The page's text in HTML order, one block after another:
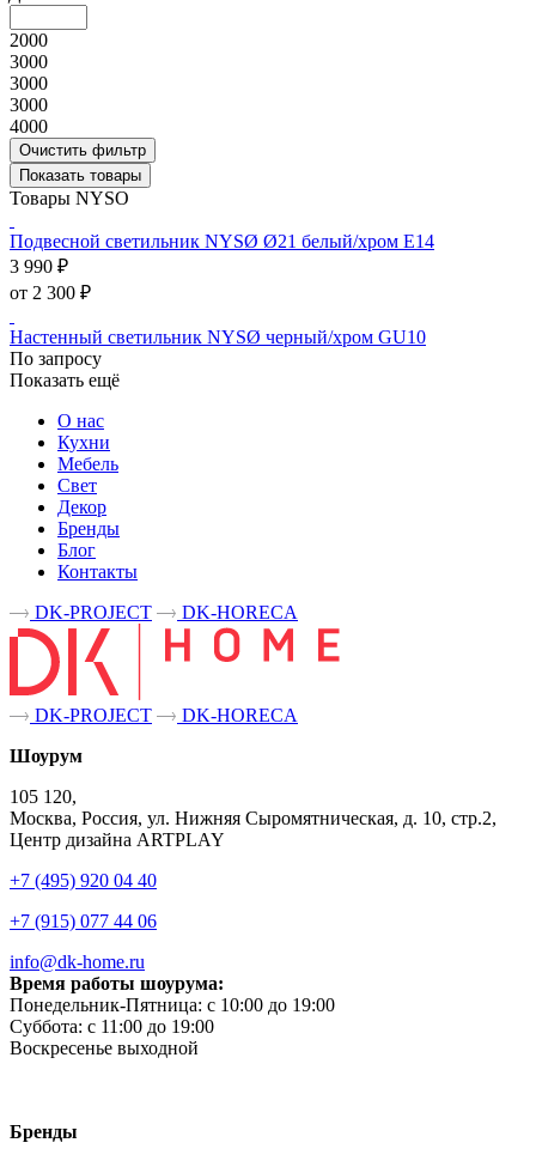
2000
3000
3000
3000
4000
Очистить фильтр
Показать товары
Товары NYSO
Подвесной светильник NYSØ Ø21 белый/хром E14
3 990 ₽
от 2 300 ₽
Настенный светильник NYSØ черный/хром GU10
По запросу
Показать ещё
О нас
Кухни
Мебель
Свет
Декор
Бренды
Блог
Контакты
DK-PROJECT
DK-HORECA
DK-PROJECT
DK-HORECA
Шоурум
105 120,
Москва, Россия, ул. Нижняя Сыромятническая, д. 10, стр.2,
Центр дизайна ARTPLAY
+7 (495) 920 04 40
+7 (915) 077 44 06
info@dk-home.ru
Время работы шоурума:
Понедельник-Пятница: c 10:00 до 19:00
Суббота: c 11:00 до 19:00
Воскресенье выходной
Бренды